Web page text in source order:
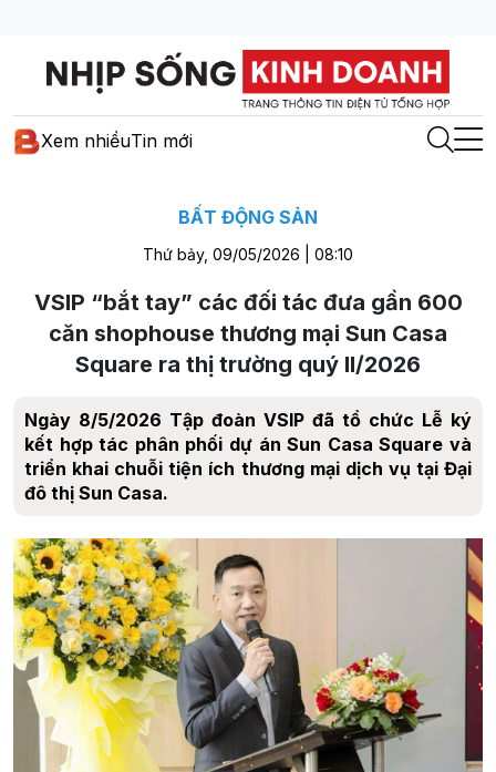
Xem nhiềuTin mới
BẤT ĐỘNG SẢN
Thứ bảy, 09/05/2026 | 08:10
VSIP “bắt tay” các đối tác đưa gần 600
căn shophouse thương mại Sun Casa
Square ra thị trường quý II/2026
Ngày 8/5/2026 Tập đoàn VSIP đã tổ chức Lễ ký
kết hợp tác phân phối dự án Sun Casa Square và
triển khai chuỗi tiện ích thương mại dịch vụ tại Đại
đô thị Sun Casa.